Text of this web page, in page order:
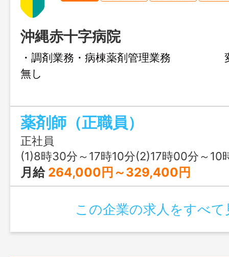
沖縄赤十字病院
・調剤業務・病棟薬剤管理業務 変
無し
薬剤師（正職員）
正社員
(1)8時30分～17時10分(2)17時00分～10
月給 264,000円～329,400円
この企業の求人をすべて